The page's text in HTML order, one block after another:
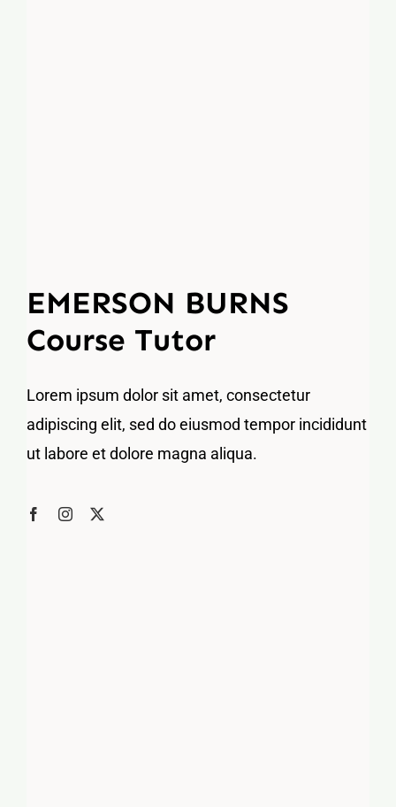
EMERSON BURNS
Course Tutor
Lorem ipsum dolor sit amet, consectetur
adipiscing elit, sed do eiusmod tempor incididunt
ut labore et dolore magna aliqua.